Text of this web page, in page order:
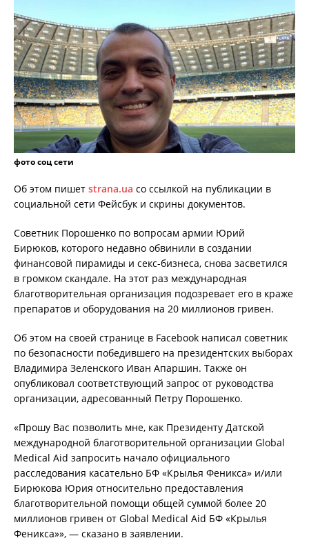
фото соц сети
Об этом пишет strana.ua со ссылкой на публикации в
социальной сети Фейсбук и скрины документов.
Советник Порошенко по вопросам армии Юрий
Бирюков, которого недавно обвинили в создании
финансовой пирамиды и секс-бизнеса, снова засветился
в громком скандале. На этот раз международная
благотворительная организация подозревает его в краже
препаратов и оборудования на 20 миллионов гривен.
Об этом на своей странице в Facebook написал советник
по безопасности победившего на президентских выборах
Владимира Зеленского Иван Апаршин. Также он
опубликовал соответствующий запрос от руководства
организации, адресованный Петру Порошенко.
«Прошу Вас позволить мне, как Президенту Датской
международной благотворительной организации Global
Medical Aid запросить начало официального
расследования касательно БФ «Крылья Феникса» и/или
Бирюкова Юрия относительно предоставления
благотворительной помощи общей суммой более 20
миллионов гривен от Global Medical Aid БФ «Крылья
Феникса»», — сказано в заявлении.